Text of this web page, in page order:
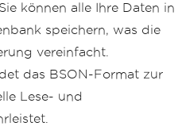
Sie können alle Ihre Daten in
speichern, was die
vereinfacht.
das BSON-Format zur
Lese- und